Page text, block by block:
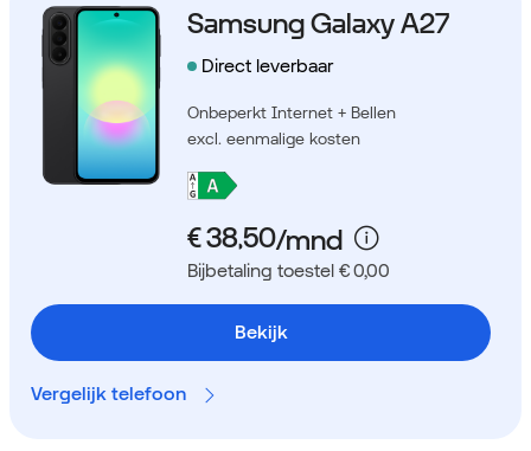
Samsung Galaxy A27
Direct leverbaar
Onbeperkt Internet + Bellen
excl. eenmalige kosten
Bijbetaling toestel € 0,00
Bekijk
Vergelijk telefoon